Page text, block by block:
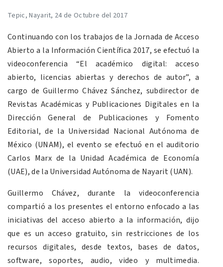
Tepic, Nayarit, 24 de Octubre del 2017
Continuando con los trabajos de la Jornada de Acceso
Abierto a la Información Científica 2017, se efectuó la
videoconferencia “El académico digital: acceso
abierto, licencias abiertas y derechos de autor”, a
cargo de Guillermo Chávez Sánchez, subdirector de
Revistas Académicas y Publicaciones Digitales en la
Dirección General de Publicaciones y Fomento
Editorial, de la Universidad Nacional Autónoma de
México (UNAM), el evento se efectuó en el auditorio
Carlos Marx de la Unidad Académica de Economía
(UAE), de la Universidad Autónoma de Nayarit (UAN).
Guillermo Chávez, durante la videoconferencia
compartió a los presentes el entorno enfocado a las
iniciativas del acceso abierto a la información, dijo
que es un acceso gratuito, sin restricciones de los
recursos digitales, desde textos, bases de datos,
software, soportes, audio, video y multimedia.